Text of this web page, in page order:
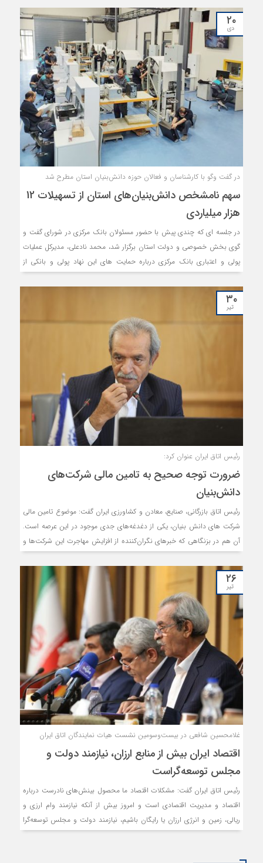
در مجلس شورای اسلامی نیز حضور داشتند، فعالان حوزه دانش بنیان و
اقتصاد دیجیتال استان، به بیان نقطه نظرات، دیدگاه‌ها و دغدغه‌های خود در
این حوزه پرداختند و انتظارات خود از وزیر ارتباطات دولت چهاردهم را مطرح
کردند.
۲۰
دی
در گفت وگو با کارشناسان و فعالان حوزه دانش‌بنیان استان مطرح شد
سهم نامشخص دانش‌بنیان‌های استان از تسهیلات 12
هزار میلیاردی
در جلسه ای که چندی پیش با حضور مسئولان بانک مرکزی در شورای گفت و
گوی بخش خصوصی و دولت استان برگزار شد، محمد نادعلی، مدیرکل عملیات
پولی و اعتباری بانک مرکزی درباره حمایت های این نهاد پولی و بانکی از
داشته باشند، از این ۱۲ همت در قالب تسهیلات استفاده می کنند.
۳۰
تیر
رئیس اتاق ایران عنوان کرد:
ضرورت توجه صحیح به تامین مالی شرکت‌های
دانش‌‎بنیان
رئیس اتاق بازرگانی، صنایع، معادن و کشاورزی ایران گفت: موضوع تامین مالی
شرکت های دانش بنیان، یکی از دغدغه‌های جدی موجود در این عرصه است.
آن هم در بزنگاهی که خبر‌های نگران‌کننده از افزایش مهاجرت این شرکت‌ها و
سرمایه‌های فکری آن‌ها مطرح می‌شود.
۲۶
تیر
غلامحسین شافعی در بیست‌وسومین نشست هیات نمایندگان اتاق ایران
اقتصاد ایران بیش از منابع ارزان، نیازمند دولت و
مجلس توسعه‌گراست
رئیس اتاق ایران گفت: مشکلات اقتصاد ما محصول بینش‌های نادرست درباره
اقتصاد و مدیریت اقتصادی است و امروز بیش از آنکه نیازمند وام ارزی و
ریالی، زمین و انرژی ارزان یا رایگان باشیم، نیازمند دولت و مجلس توسعه‌گرا
هستیم.